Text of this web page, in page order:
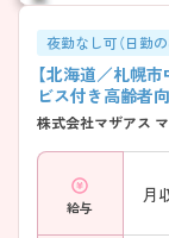
夜勤なし可（日勤の
【北海道／札幌
ビス付き高齢者
株式会社マザアス
給与
月